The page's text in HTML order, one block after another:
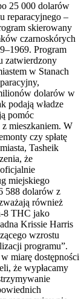
25 000 dolarów
reparacyjnego –
skierowany
czarnoskórych
Program
zatwierdzony
w Stanach
dolarów w
podają władze
pomóc
mieszkaniem. W
czy spłatę
Tasheik
że
miejskiego
588 dolarów z
również
8 THC jako
Krissie Harris
wzrostu
programu”.
miarę dostępności
że wypłacamy